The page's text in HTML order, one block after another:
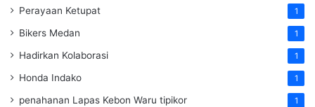
Perayaan Ketupat 1
Bikers Medan 1
Hadirkan Kolaborasi 1
Honda Indako 1
penahanan Lapas Kebon Waru tipikor 1